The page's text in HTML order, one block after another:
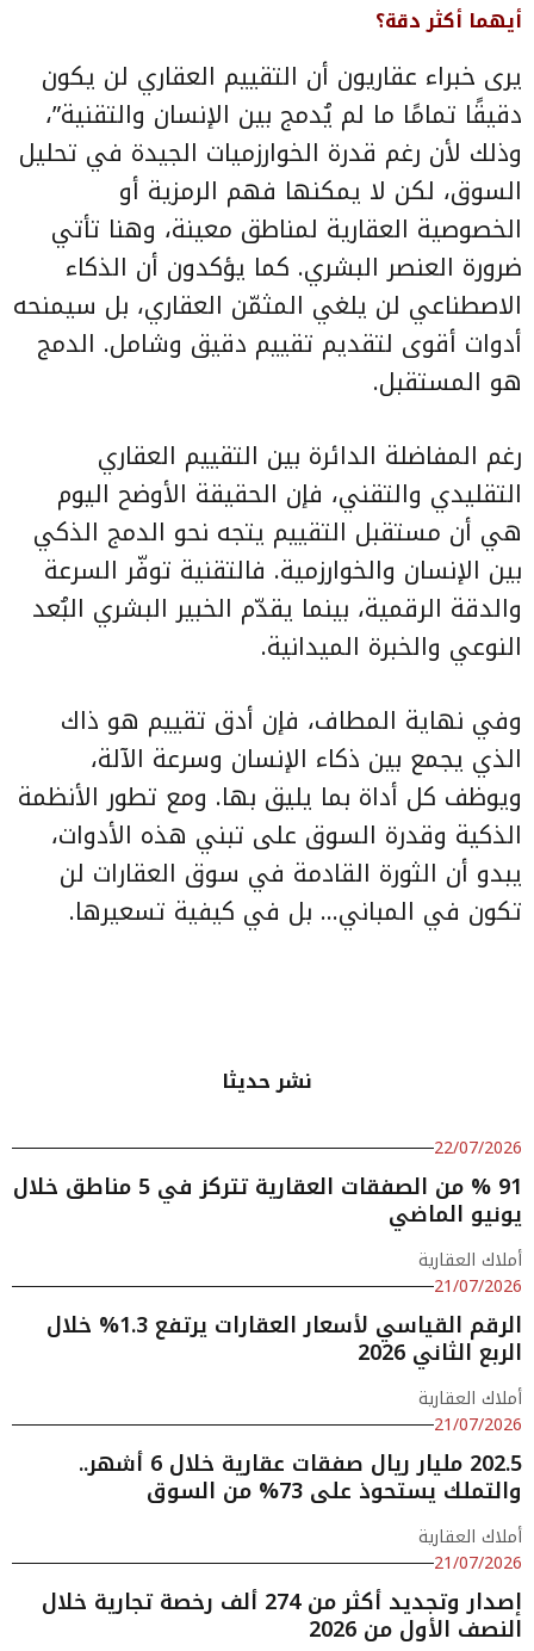
أيهما أكثر دقة؟
يرى خبراء عقاريون أن التقييم العقاري لن يكون
دقيقًا تمامًا ما لم يُدمج بين الإنسان والتقنية”،
وذلك لأن رغم قدرة الخوارزميات الجيدة في تحليل
السوق، لكن لا يمكنها فهم الرمزية أو
الخصوصية العقارية لمناطق معينة، وهنا تأتي
ضرورة العنصر البشري. كما يؤكدون أن الذكاء
الاصطناعي لن يلغي المثمّن العقاري، بل سيمنحه
أدوات أقوى لتقديم تقييم دقيق وشامل. الدمج
هو المستقبل.
رغم المفاضلة الدائرة بين التقييم العقاري
التقليدي والتقني، فإن الحقيقة الأوضح اليوم
هي أن مستقبل التقييم يتجه نحو الدمج الذكي
بين الإنسان والخوارزمية. فالتقنية توفّر السرعة
والدقة الرقمية، بينما يقدّم الخبير البشري البُعد
النوعي والخبرة الميدانية.
وفي نهاية المطاف، فإن أدق تقييم هو ذاك
الذي يجمع بين ذكاء الإنسان وسرعة الآلة،
ويوظف كل أداة بما يليق بها. ومع تطور الأنظمة
الذكية وقدرة السوق على تبني هذه الأدوات،
يبدو أن الثورة القادمة في سوق العقارات لن
تكون في المباني… بل في كيفية تسعيرها.
نشر حديثا
22/07/2026
91 % من الصفقات العقارية تتركز في 5 مناطق خلال
يونيو الماضي
أملاك العقارية
21/07/2026
الرقم القياسي لأسعار العقارات يرتفع 1.3% خلال
الربع الثاني 2026
أملاك العقارية
21/07/2026
202.5 مليار ريال صفقات عقارية خلال 6 أشهر..
والتملك يستحوذ على 73% من السوق
أملاك العقارية
21/07/2026
إصدار وتجديد أكثر من 274 ألف رخصة تجارية خلال
النصف الأول من 2026